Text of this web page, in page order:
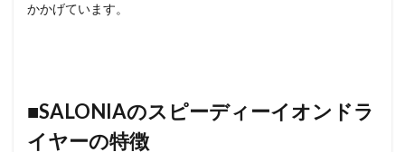
かかげています。
■SALONIAのスピーディーイオンドラ
イヤーの特徴